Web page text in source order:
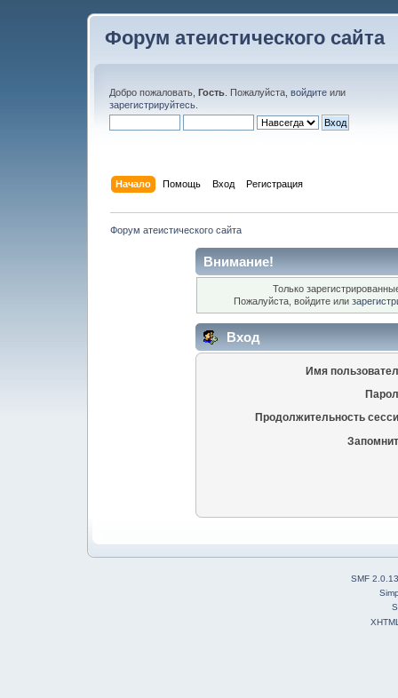
Форум атеистического сайта
Добро пожаловать, Гость . Пожалуйста, войдите или
зарегистрируйтесь
Начало Помощь Вход Регистрация
Форум атеистического сайта
Внимание!
Только
Пожалуйста, войдите или
Вход
Имя
Продолжительность
SMF 2.0.13